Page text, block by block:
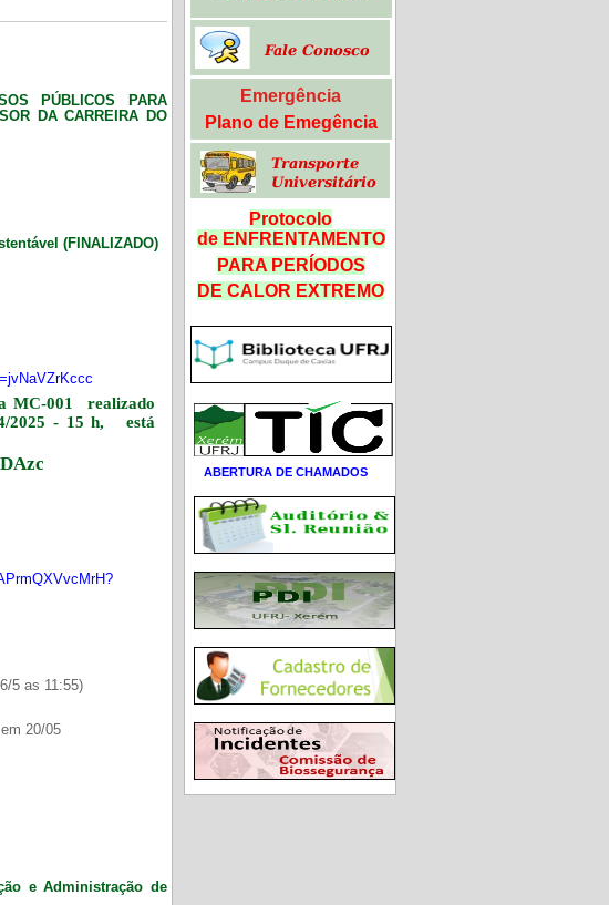
PÚBLICOS PARA
DA CARREIRA DO
(FINALIZADO)
MC-001 realizado
2025 - 15 h, está
5 as 11:55)
20/05
e Administração de
Emergência
Plano de Emegência
Protocolo
de ENFRENTAMENTO
PARA PERÍODOS
DE CALOR EXTREMO
ABERTURA DE CHAMADOS